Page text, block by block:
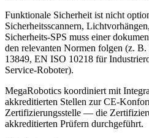
Funktionale Sicherheit ist nicht
Sicherheitsscannern,
Sicherheits-SPS muss einer
den relevanten Normen folgen (z.
13849, EN ISO 10218 für
Service-Roboter).
MegaRobotics koordiniert mit
akkreditierten Stellen zur CE-
Zertifizierungsstelle — die
akkreditierten Prüfern durchgeführt.